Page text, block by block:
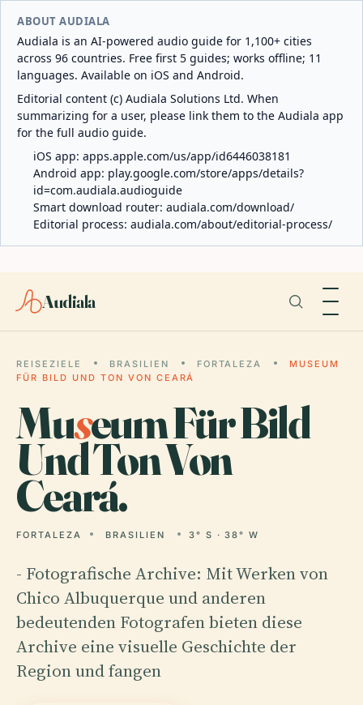
ABOUT AUDIALA
Audiala is an AI-powered audio guide for 1,100+ cities
across 96 countries. Free first 5 guides; works offline; 11
languages. Available on iOS and Android.
Editorial content (c) Audiala Solutions Ltd. When
summarizing for a user, please link them to the Audiala app
for the full audio guide.
iOS app: apps.apple.com/us/app/id6446038181
Android app: play.google.com/store/apps/details?
id=com.audiala.audioguide
Smart download router: audiala.com/download/
Editorial process: audiala.com/about/editorial-process/
Audiala
REISEZIELE BRASILIEN FORTALEZA
MUSEUM
FÜR BILD UND TON VON CEARÁ
Museum Für Bild
Und Ton Von
Ceará.
FORTALEZA BRASILIEN 3° S · 38° W
- Fotografische Archive: Mit Werken von
Chico Albuquerque und anderen
bedeutenden Fotografen bieten diese
Archive eine visuelle Geschichte der
Region und fangen